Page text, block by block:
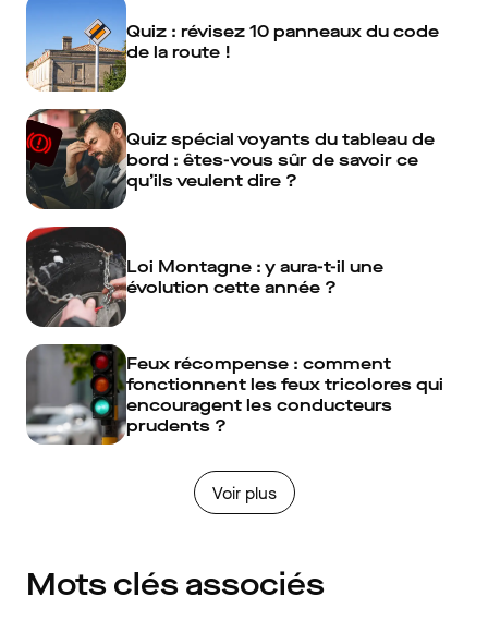
Quiz : révisez 10 panneaux du code
de la route !
Quiz spécial voyants du tableau de
bord : êtes-vous sûr de savoir ce
qu’ils veulent dire ?
Loi Montagne : y aura-t-il une
évolution cette année ?
Feux récompense : comment
fonctionnent les feux tricolores qui
encouragent les conducteurs
prudents ?
Voir plus
Mots clés associés